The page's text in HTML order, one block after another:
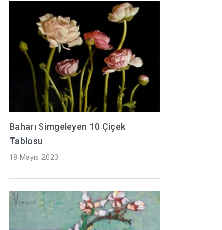
Baharı Simgeleyen 10 Çiçek
Tablosu
18 Mayıs 2023